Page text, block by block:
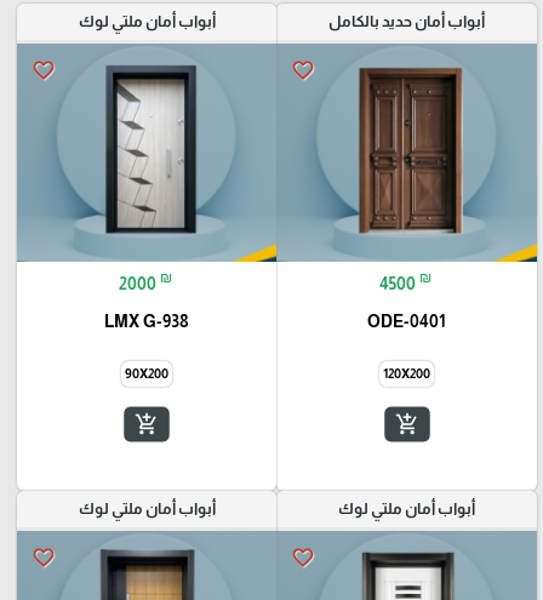
أبواب أمان حديد بالكامل
favorite_border
4500 ₪
ODE-0401
120X200
add_shopping_cart
أبواب أمان ملتي لوك
favorite_border
2000 ₪
LMX G-938
90X200
add_shopping_cart
أبواب أمان ملتي لوك
favorite_border
أبواب أمان ملتي لوك
favorite_border